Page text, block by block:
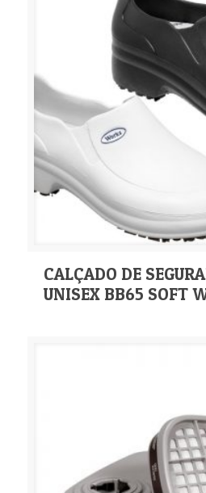
CALÇADO DE
UNISEX BB65 SOFT